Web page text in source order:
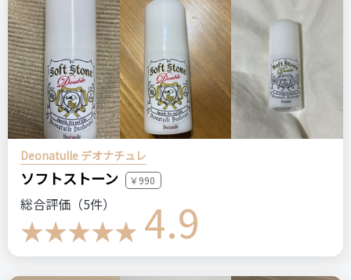
ダイソー DAISO
りそうのふたえ 肌になじむ絆創膏タイプ
リピート回数・頻度
はじめて
次回のリピート予定
多分リピートしない
良いところ
・細めのテープでバレにくいところ
・簡単に剥がせるところ
Deonatulle デオナチュレ
ソフトストーン ￥990
総合評価（5件） 4.9